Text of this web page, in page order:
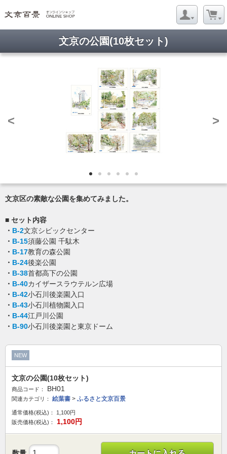
文京の公園(10枚セット)
< >
文京区の素敵な公園を集めてみました。
■ セット内容
・ B-2文京シビックセンター
・ B-15須藤公園 千駄木
・ B-17教育の森公園
・ B-24後楽公園
・ B-38首都高下の公園
・ B-40カイザースラウテルン広場
・ B-42小石川後楽園入口
・ B-43小石川植物園入口
・ B-44江戸川公園
・ B-90小石川後楽園と東京ドーム
NEW
文京の公園(10枚セット)
商品コード： BH01
関連カテゴリ： 絵葉書 > ふるさと文京百景
通常価格(税込)： 1,100円
販売価格(税込)：
1,100円